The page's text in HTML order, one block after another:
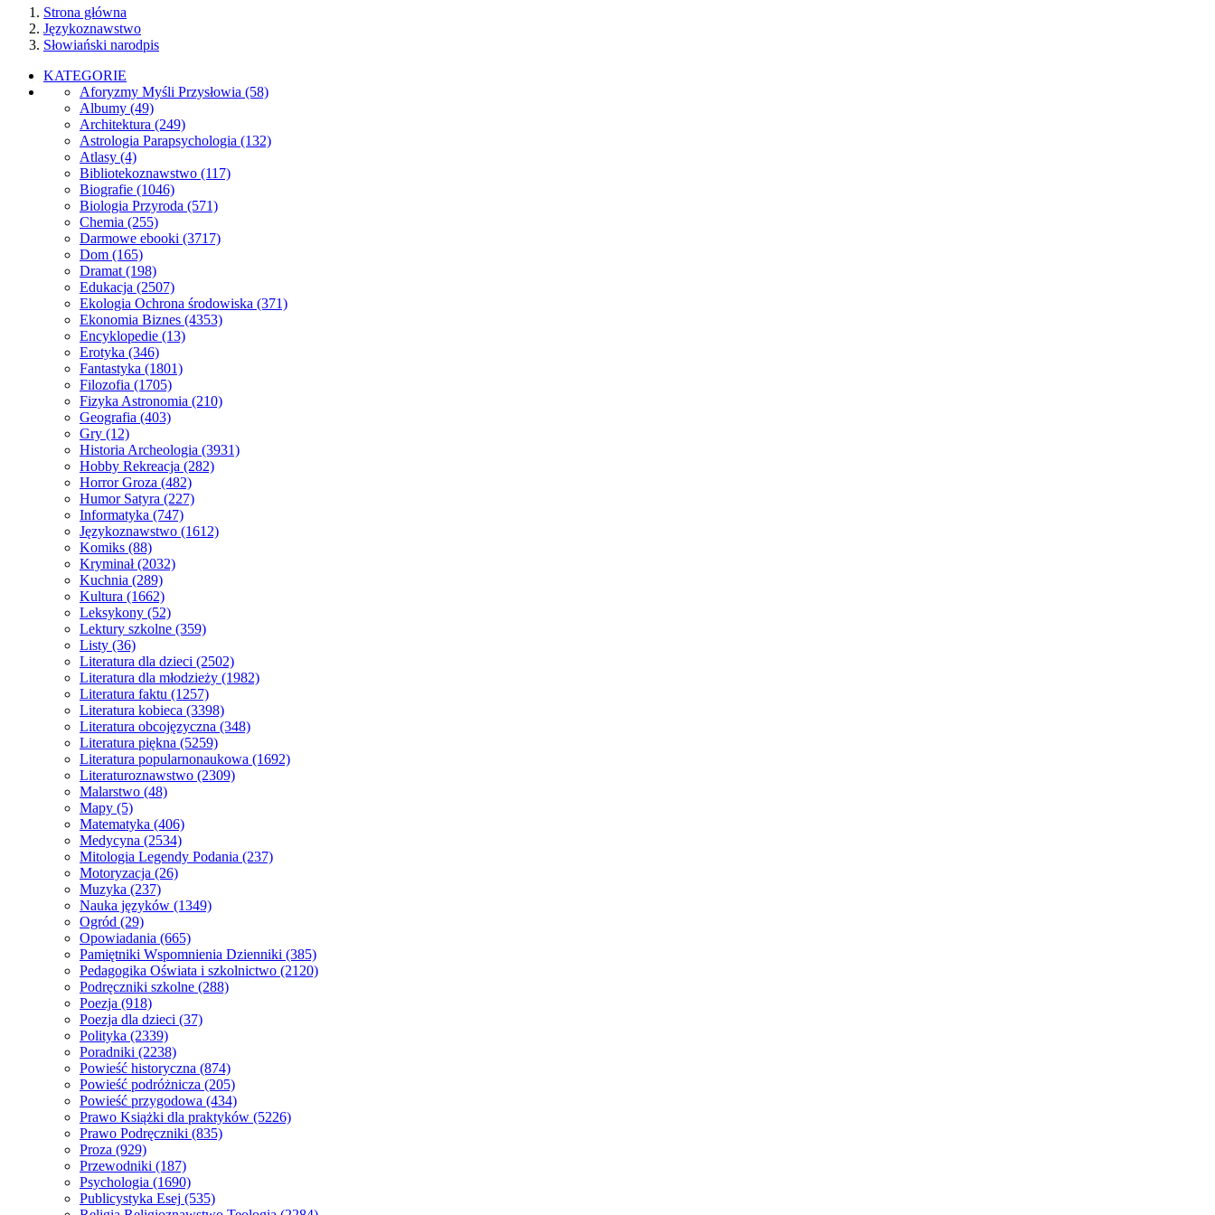
Strona główna
Językoznawstwo
Słowiański narodpis
KATEGORIE
Aforyzmy Myśli Przysłowia (58)
Albumy (49)
Architektura (249)
Astrologia Parapsychologia (132)
Atlasy (4)
Bibliotekoznawstwo (117)
Biografie (1046)
Biologia Przyroda (571)
Chemia (255)
Darmowe ebooki (3717)
Dom (165)
Dramat (198)
Edukacja (2507)
Ekologia Ochrona środowiska (371)
Ekonomia Biznes (4353)
Encyklopedie (13)
Erotyka (346)
Fantastyka (1801)
Filozofia (1705)
Fizyka Astronomia (210)
Geografia (403)
Gry (12)
Historia Archeologia (3931)
Hobby Rekreacja (282)
Horror Groza (482)
Humor Satyra (227)
Informatyka (747)
Językoznawstwo (1612)
Komiks (88)
Kryminał(2032)
Kuchnia (289)
Kultura (1662)
Leksykony (52)
Lektury szkolne (359)
Listy (36)
Literatura dla dzieci (2502)
Literatura dla młodzieży (1982)
Literatura faktu (1257)
Literatura kobieca (3398)
Literatura obcojęzyczna (348)
Literatura piękna (5259)
Literatura popularnonaukowa (1692)
Literaturoznawstwo (2309)
Malarstwo (48)
Mapy (5)
Matematyka (406)
Medycyna (2534)
Mitologia Legendy Podania (237)
Motoryzacja (26)
Muzyka (237)
Nauka języków (1349)
Ogród (29)
Opowiadania (665)
Pamiętniki Wspomnienia Dzienniki (385)
Pedagogika Oświata i szkolnictwo (2120)
Podręczniki szkolne (288)
Poezja (918)
Poezja dla dzieci (37)
Polityka (2339)
Poradniki (2238)
Powieść historyczna (874)
Powieść podróżnicza (205)
Powieść przygodowa (434)
Prawo Książki dla praktyków (5226)
Prawo Podręczniki (835)
Proza (929)
Przewodniki (187)
Psychologia (1690)
Publicystyka Esej (535)